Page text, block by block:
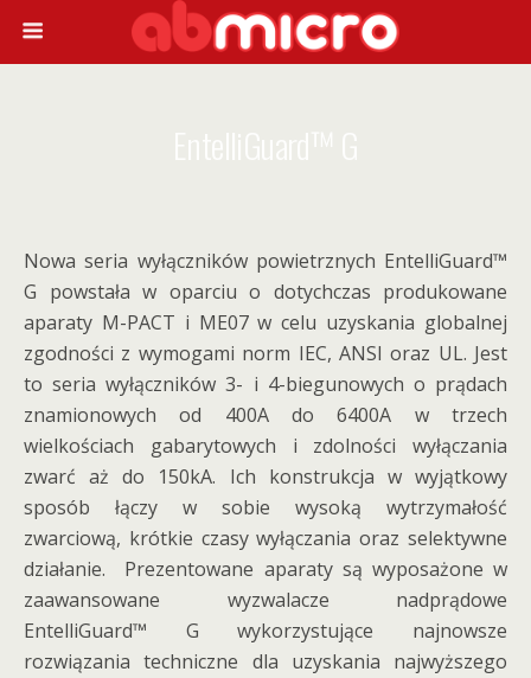
Nowa seria wyłączników powietrznych EntelliGuard™
G powstała w oparciu o dotychczas produkowane
aparaty M-PACT i ME07 w celu uzyskania globalnej
zgodności z wymogami norm IEC, ANSI oraz UL. Jest
to seria wyłączników 3- i 4-biegunowych o prądach
znamionowych od 400A do 6400A w trzech
wielkościach gabarytowych i zdolności wyłączania
zwarć aż do 150kA. Ich konstrukcja w wyjątkowy
sposób łączy w sobie wysoką wytrzymałość
zwarciową, krótkie czasy wyłączania oraz selektywne
działanie. Prezentowane aparaty są wyposażone w
zaawansowane wyzwalacze nadprądowe
EntelliGuard™ G wykorzystujące najnowsze
rozwiązania techniczne dla uzyskania najwyższego